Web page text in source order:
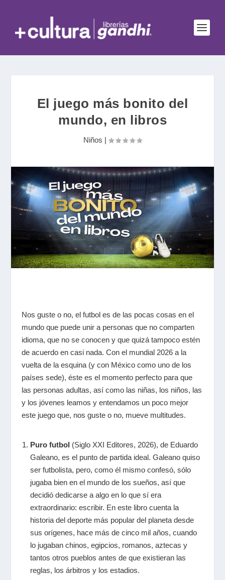
El juego más bonito del
mundo, en libros
Niños |
Nos guste o no, el futbol es de las pocas cosas en el
mundo que puede unir a personas que no comparten
idioma, que no se conocen y que quizá tampoco estén
de acuerdo en casi nada. Con el mundial 2026 a la
vuelta de la esquina (y con México como uno de los
países sede), éste es el momento perfecto para que
las personas adultas, así como las niñas, los niños, las
y los jóvenes leamos y entendamos un poco mejor
este juego que, nos guste o no, mueve multitudes.
Puro futbol (Siglo XXI Editores, 2026), de Eduardo
Galeano, es el punto de partida ideal. Galeano quiso
ser futbolista, pero, como él mismo confesó, sólo
jugaba bien en el mundo de los sueños, así que
decidió dedicarse a algo en lo que sí era
extraordinario: escribir. En este libro cuenta la
historia del deporte más popular del planeta desde
sus orígenes, hace más de cinco mil años, cuando
lo jugaban chinos, egipcios, romanos, aztecas y
tantos otros pueblos antes de que existieran las
reglas, los árbitros y los estadios.